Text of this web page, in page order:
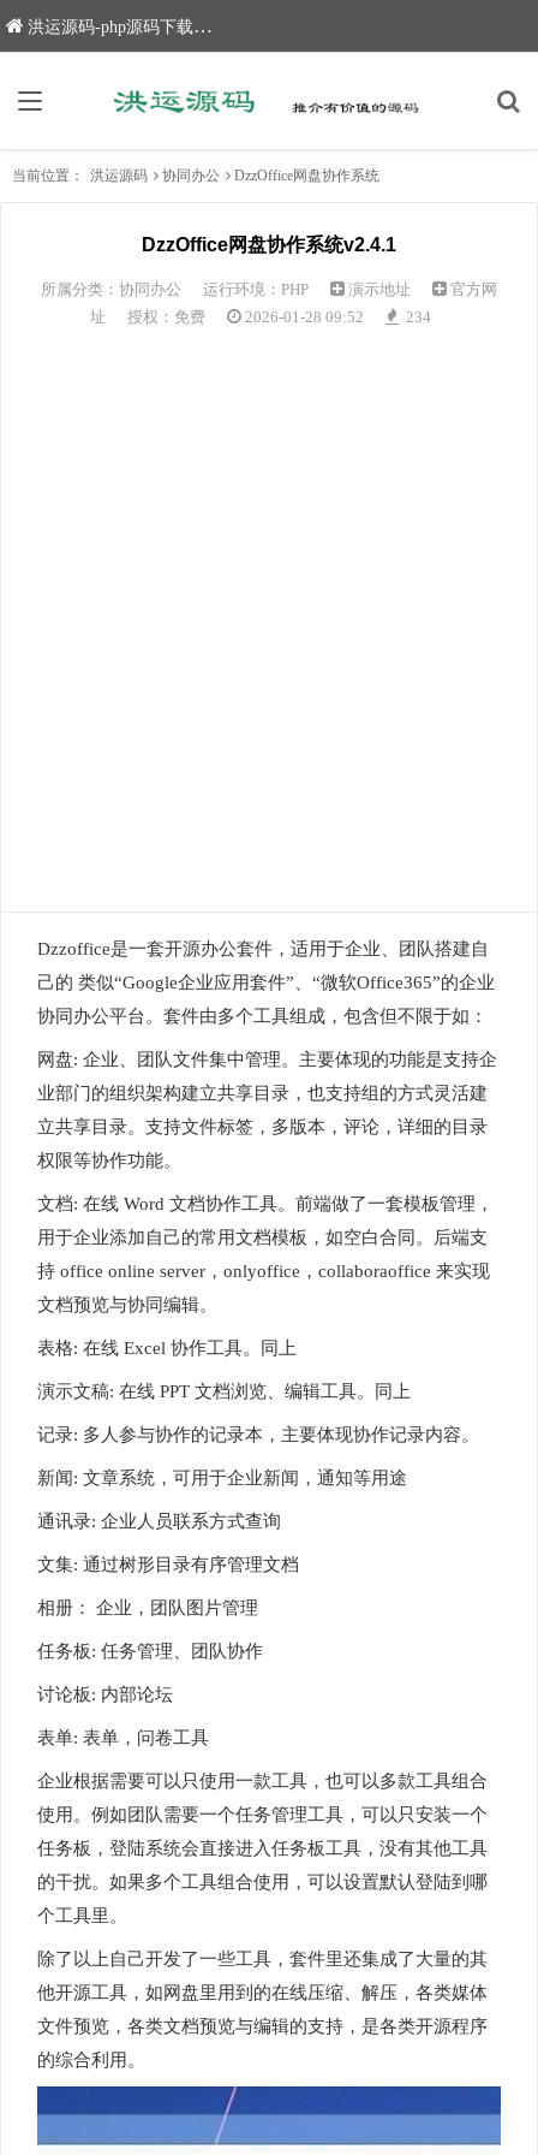
洪运源码-php源码下载,网站源码,网站源码下载
当前位置： 洪运源码 协同办公 DzzOffice网盘协作系统
DzzOffice网盘协作系统v2.4.1
所属分类： 协同办公 运行环境：PHP 演示地址
官方网
址
授权：免费 2026-01-28 09:52 234
Dzzoffice是一套开源办公套件，适用于企业、团队搭建自
己的 类似“Google企业应用套件”、“微软Office365”的企业
协同办公平台。套件由多个工具组成，包含但不限于如：
网盘: 企业、团队文件集中管理。主要体现的功能是支持企
业部门的组织架构建立共享目录，也支持组的方式灵活建
立共享目录。支持文件标签，多版本，评论，详细的目录
权限等协作功能。
文档: 在线 Word 文档协作工具。前端做了一套模板管理，
用于企业添加自己的常用文档模板，如空白合同。后端支
持 office online server，onlyoffice，collaboraoffice 来实现
文档预览与协同编辑。
表格: 在线 Excel 协作工具。同上
演示文稿: 在线 PPT 文档浏览、编辑工具。同上
记录: 多人参与协作的记录本，主要体现协作记录内容。
新闻: 文章系统，可用于企业新闻，通知等用途
通讯录: 企业人员联系方式查询
文集: 通过树形目录有序管理文档
相册： 企业，团队图片管理
任务板: 任务管理、团队协作
讨论板: 内部论坛
表单: 表单，问卷工具
企业根据需要可以只使用一款工具，也可以多款工具组合
使用。例如团队需要一个任务管理工具，可以只安装一个
任务板，登陆系统会直接进入任务板工具，没有其他工具
的干扰。如果多个工具组合使用，可以设置默认登陆到哪
个工具里。
除了以上自己开发了一些工具，套件里还集成了大量的其
他开源工具，如网盘里用到的在线压缩、解压，各类媒体
文件预览，各类文档预览与编辑的支持，是各类开源程序
的综合利用。